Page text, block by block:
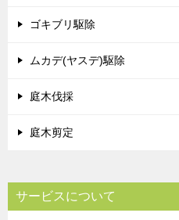
ゴキブリ駆除
ムカデ(ヤスデ)駆除
庭木伐採
庭木剪定
サービスについて